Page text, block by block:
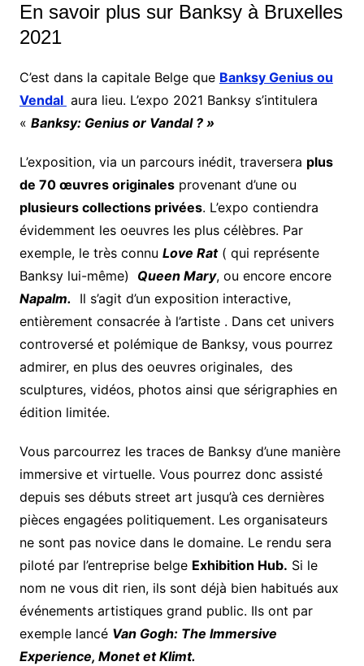
En savoir plus sur Banksy à Bruxelles
2021
C’est dans la capitale Belge que Banksy Genius ou
Vendal aura lieu. L’expo 2021 Banksy s’intitulera
« Banksy: Genius or Vandal ? »
L’exposition, via un parcours inédit, traversera plus
de 70 œuvres originalesprovenant d’une ou
plusieurs collections privées. L’expo contiendra
évidemment les oeuvres les plus célèbres. Par
exemple, le très connu Love Rat( qui représente
Banksy lui-même) Queen Mary, ou encore encore
Napalm. Il s’agit d’un exposition interactive,
entièrement consacrée à l’artiste . Dans cet univers
controversé et polémique de Banksy, vous pourrez
admirer, en plus des oeuvres originales, des
sculptures, vidéos, photos ainsi que sérigraphies en
édition limitée.
Vous parcourrez les traces de Banksy d’une manière
immersive et virtuelle. Vous pourrez donc assisté
depuis ses débuts street art jusqu’à ces dernières
pièces engagées politiquement. Les organisateurs
ne sont pas novice dans le domaine. Le rendu sera
piloté par l’entreprise belge Exhibition Hub. Si le
nom ne vous dit rien, ils sont déjà bien habitués aux
événements artistiques grand public. Ils ont par
exemple lancé Van Gogh: The Immersive
Experience, Monet et Klimt.